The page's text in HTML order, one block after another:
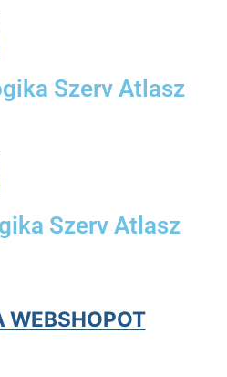
Szerv Atlasz
Szerv Atlasz
WEBSHOPOT